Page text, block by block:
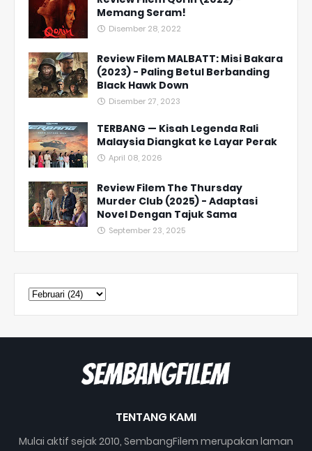
Memang Seram!
Disember 28, 2022
Review Filem MALBATT: Misi Bakara
(2023) - Paling Betul Berbanding
Black Hawk Down
Disember 27, 2023
TERBANG — Kisah Legenda Rali
Malaysia Diangkat ke Layar Perak
April 08, 2026
Review Filem The Thursday
Murder Club (2025) - Adaptasi
Novel Dengan Tajuk Sama
September 23, 2025
TENTANG KAMI
Mulai aktif sejak 2010, SembangFilem merupakan laman